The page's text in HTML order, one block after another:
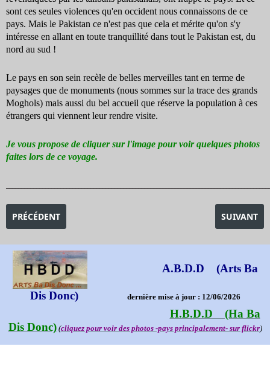
sont ces seules violences qu'en occident nous connaissons de ce
pays. Mais le Pakistan ce n'est pas que cela et mérite qu'on s'y
intéresse en allant en toute tranquillité dans tout le Pakistan est, du
nord au sud !
Le pays en son sein recèle de belles merveilles tant en terme de
paysages que de monuments (nous sommes sur la trace des grands
Moghols) mais aussi du bel accueil que réserve la population à ces
étrangers qui viennent leur rendre visite.
Je vous propose de cliquer sur l'image pour voir quelques photos
faites lors de ce voyage.
ARTICLE PRÉCÉDENT : LE LAOS EN DIAPORAMAS
PRÉCÉDENT ARTICLE
SUIVANT
A.B.D.D (Arts Ba
Dis Donc) dernière mise à jour : 12/06/2026
H.B.D.D (Ha Ba
Dis Donc)(cliquez pour voir des photos -pays principalement- sur flickr)